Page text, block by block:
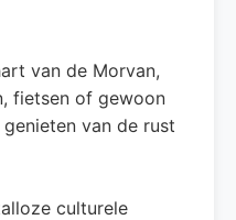
van de Morvan,
fietsen of gewoon
van de rust
culturele